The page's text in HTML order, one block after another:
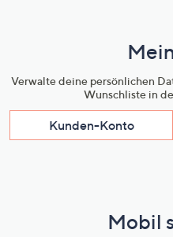
Verwalte deine persönlichen
Wunschliste in
Kunden-Konto
Mobil